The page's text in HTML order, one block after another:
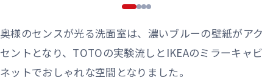
奥様のセンスが光る洗面室は、濃いブルーの壁紙がアク
セントとなり、TOTOの実験流しとIKEAのミラーキャビ
ネットでおしゃれな空間となりました。